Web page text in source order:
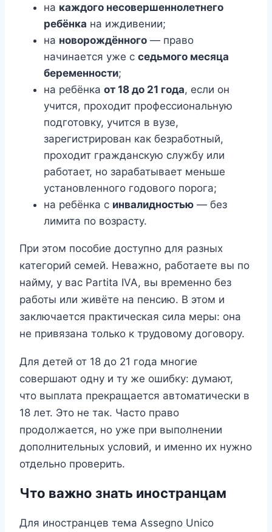
на каждого несовершеннолетнего
ребёнка на иждивении;
на новорождённого — право
начинается уже с седьмого месяца
беременности;
на ребёнка от 18 до 21 года, если он
учится, проходит профессиональную
подготовку, учится в вузе,
зарегистрирован как безработный,
проходит гражданскую службу или
работает, но зарабатывает меньше
установленного годового порога;
на ребёнка с инвалидностью — без
лимита по возрасту.
При этом пособие доступно для разных
категорий семей. Неважно, работаете вы по
найму, у вас Partita IVA, вы временно без
работы или живёте на пенсию. В этом и
заключается практическая сила меры: она
не привязана только к трудовому договору.
Для детей от 18 до 21 года многие
совершают одну и ту же ошибку: думают,
что выплата прекращается автоматически в
18 лет. Это не так. Часто право
продолжается, но уже при выполнении
дополнительных условий, и именно их нужно
отдельно проверить.
Что важно знать иностранцам
Для иностранцев тема Assegno Unico